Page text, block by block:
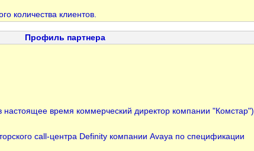
количества клиентов.
Профиль партнера
настоящее время коммерческий директор компании "Комстар")
call-центра Definity компании Avaya по спецификации